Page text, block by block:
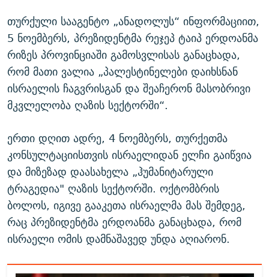
თურქული სააგენტო „ანადოლუს“ ინფორმაციით,
5 ნოემბერს, პრეზიდენტმა რეჯეპ ტაიპ ერდოანმა
რიზეს პროვინციაში გამოსვლისას განაცხადა,
რომ მათი ვალია „პალესტინელები დაიხსნან
ისრაელის ჩაგვრისგან და შეაჩერონ მასობრივი
მკვლელობა ღაზის სექტორში“.
ერთი დღით ადრე, 4 ნოემბერს, თურქეთმა
კონსულტაციისთვის ისრაელიდან ელჩი გაიწვია
და მიზეზად დაასახელა „ჰუმანიტარული
ტრაგედია" ღაზის სექტორში. ოქტომბრის
ბოლოს, იგივე გააკეთა ისრაელმა მას შემდეგ,
რაც პრეზიდენტმა ერდოანმა განაცხადა, რომ
ისრაელი ომის დამნაშავედ უნდა აღიარონ.